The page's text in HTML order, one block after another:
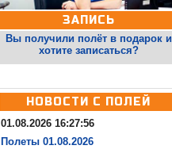
ЗАПИСЬ
Вы получили полёт в подарок и
хотите записаться?
НОВОСТИ С ПОЛЕЙ
01.08.2026 16:27:56
Полеты 01.08.2026